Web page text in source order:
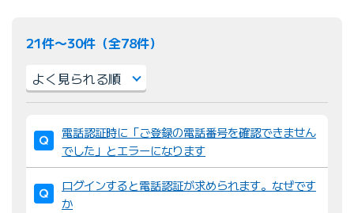
21件〜30件（全78件）
び
替
え
：
電話認証時に「ご登録の電話番号を確認できません
でした」とエラーになります
ログインすると電話認証が求められます。なぜです
か